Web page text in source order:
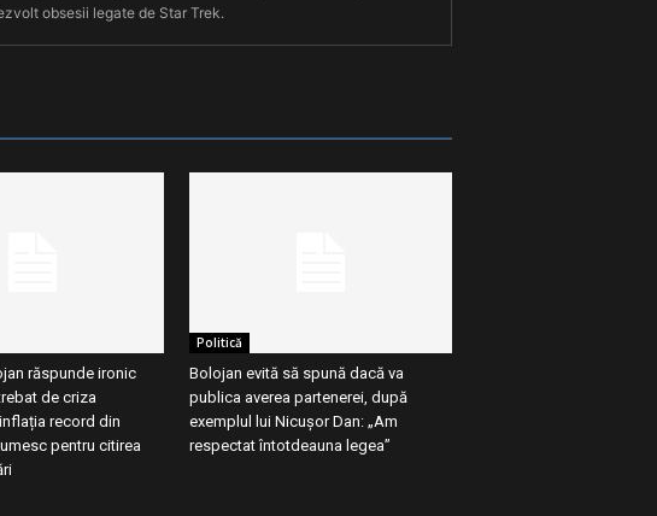
obsesii legate de Star Trek.
răspunde ironic
de criza
record din
pentru citirea
Politică
Bolojan evită să spună dacă va
publica averea partenerei, după
exemplul lui Nicușor Dan: „Am
respectat întotdeauna legea”